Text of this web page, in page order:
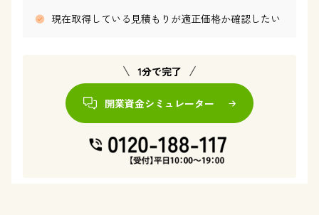
現在取得している見積もりが適正価格か確認したい
1分で完了
開業資金シミュレーター